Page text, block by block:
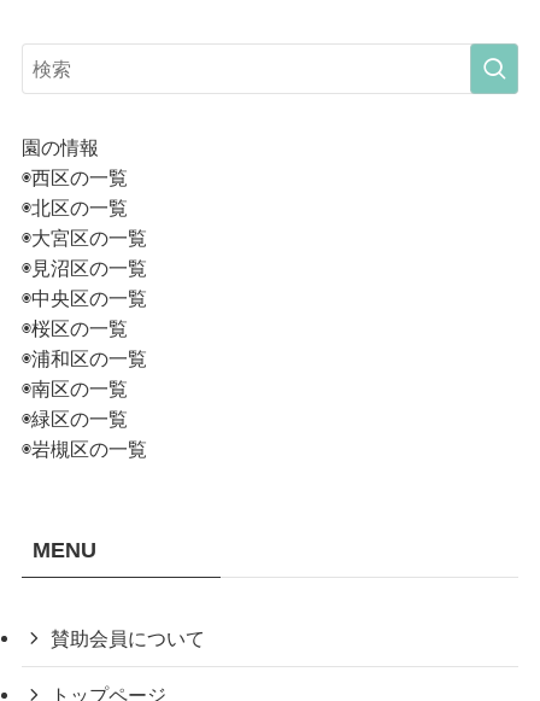
園の情報
◉西区の一覧
◉北区の一覧
◉大宮区の一覧
◉見沼区の一覧
◉中央区の一覧
◉桜区の一覧
◉浦和区の一覧
◉南区の一覧
◉緑区の一覧
◉岩槻区の一覧
MENU
賛助会員について
トップページ